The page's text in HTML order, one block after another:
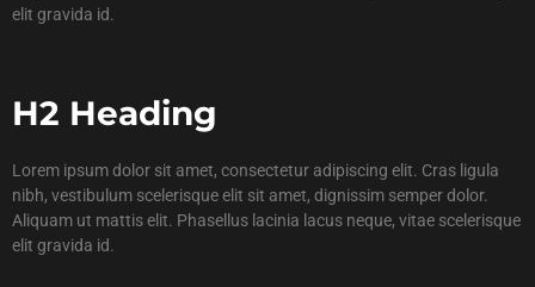
elit gravida id.
H2 Heading
Lorem ipsum dolor sit amet, consectetur adipiscing elit. Cras ligula
nibh, vestibulum scelerisque elit sit amet, dignissim semper dolor.
Aliquam ut mattis elit. Phasellus lacinia lacus neque, vitae scelerisque
elit gravida id.